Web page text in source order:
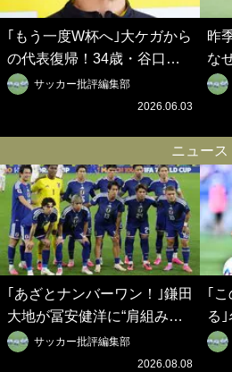
｢もう一度W杯へ｣大ケガから
の代表復帰！34歳・谷口彰
悟の奇跡を支えた日本資本の
ベルギークラブ、次なる野望
ロイデン立石敬之CEOの世
界戦略】(2)
サッカー批評編集部
2026.06.03
昨
な
ブ
挙
之
ニュース
｢あざとナンバーワン！｣鎌田
大地が冨安健洋に“肩組み頭
乗せ”!?｢パレス兄弟｣爆誕の
歓迎ムービーに大反響｢最後
サッカー批評編集部
2026.08.08
｢
る
ラ